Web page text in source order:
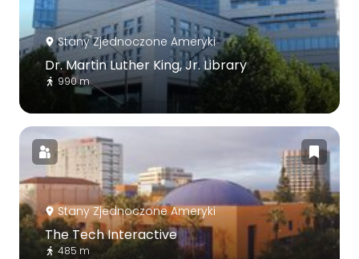
Stany Zjednoczone Ameryki
Dr. Martin Luther King, Jr. Library
990 m
Stany Zjednoczone Ameryki
The Tech Interactive
485 m